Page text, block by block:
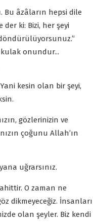
Bu âzâların hepsi dile
der ki: Bizi, her şeyi
onundur...
kesin olan bir şeyi,
gözlerinizin ve
çoğunu Allah’ın
uğrarsınız.
O zaman ne
dikmeyeceğiz. İnsanları
olan şeyler. Biz kendi